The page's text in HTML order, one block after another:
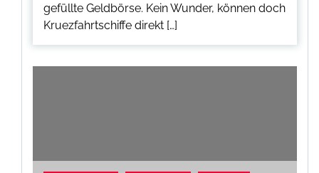
gefüllte Geldbörse. Kein Wunder, können doch
Kruezfahrtschiffe direkt […]